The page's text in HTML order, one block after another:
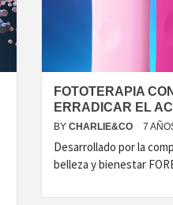
FOTOTERAPIA
ERRADICAR EL
BY CHARLIE&CO 7
Desarrollado por la
belleza y bienestar